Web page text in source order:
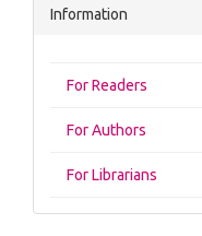
Information
For Readers
For Authors
For Librarians